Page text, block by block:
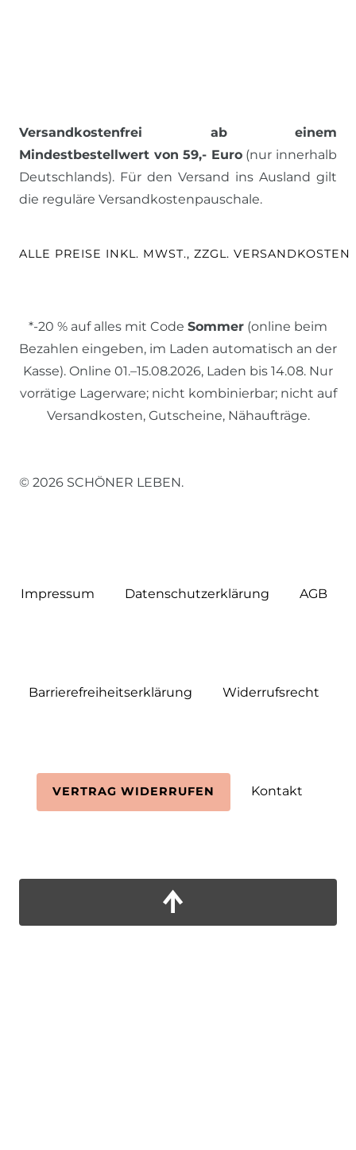
Versandkostenfrei ab einem
Mindestbestellwert von 59,- Euro(nur innerhalb
Deutschlands). Für den Versand ins Ausland gilt
die reguläre Versandkostenpauschale.
ALLE PREISE INKL. MWST., ZZGL. VERSANDKOSTEN
*-20 % auf alles mit Code Sommer (online beim
Bezahlen eingeben, im Laden automatisch an der
Kasse). Online 01.–15.08.2026, Laden bis 14.08. Nur
vorrätige Lagerware; nicht kombinierbar; nicht auf
Versandkosten, Gutscheine, Nähaufträge.
© 2026 SCHÖNER LEBEN.
Impressum Daten­schutz­erklärung AGB
Barrierefreiheitserklärung Widerrufs­recht
VERTRAG WIDERRUFEN Kontakt